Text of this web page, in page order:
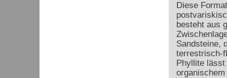
Diese
besteht aus
Sandsteine,
terrestrisch-
Phyllite